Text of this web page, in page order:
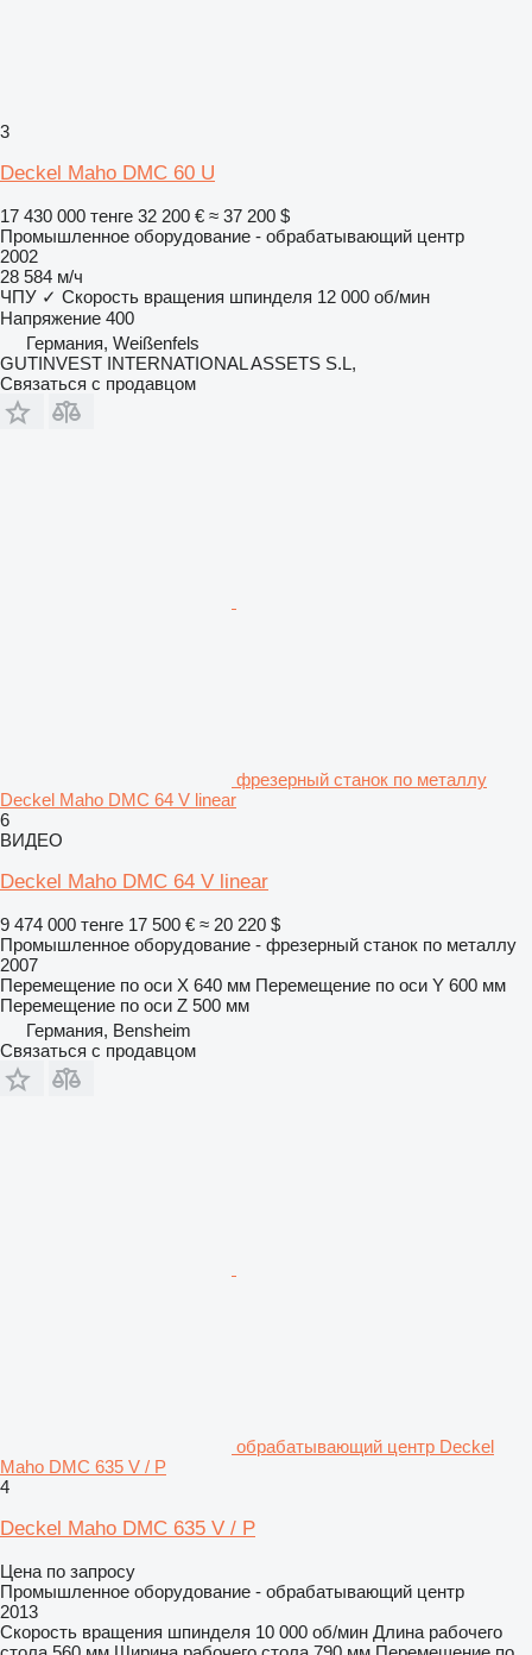
3
Deckel Maho DMC 60 U
17 430 000 тенге 32 200 € ≈ 37 200 $
Промышленное оборудование - обрабатывающий центр
2002
28 584 м/ч
ЧПУ ✓ Скорость вращения шпинделя 12 000 об/мин
Напряжение 400
Германия, Weißenfels
GUTINVEST INTERNATIONAL ASSETS S.L,
Связаться с продавцом
фрезерный станок по металлу
Deckel Maho DMC 64 V linear
6
ВИДЕО
Deckel Maho DMC 64 V linear
9 474 000 тенге 17 500 € ≈ 20 220 $
Промышленное оборудование - фрезерный станок по металлу
2007
Перемещение по оси X 640 мм Перемещение по оси Y 600 мм
Перемещение по оси Z 500 мм
Германия, Bensheim
Связаться с продавцом
обрабатывающий центр Deckel
Maho DMC 635 V / P
4
Deckel Maho DMC 635 V / P
Цена по запросу
Промышленное оборудование - обрабатывающий центр
2013
Скорость вращения шпинделя 10 000 об/мин Длина рабочего